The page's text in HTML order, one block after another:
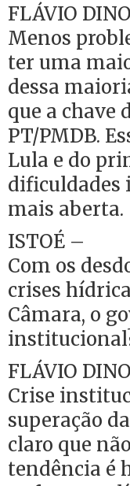
FLÁVIO
Menos
ter uma
dessa
que a chave
PT/PMDB.
Lula e do
dificuldades
mais aberta.
ISTOÉ –
Com os
crises
Câmara, o
FLÁVIO
Crise
superação
claro que
tendência é